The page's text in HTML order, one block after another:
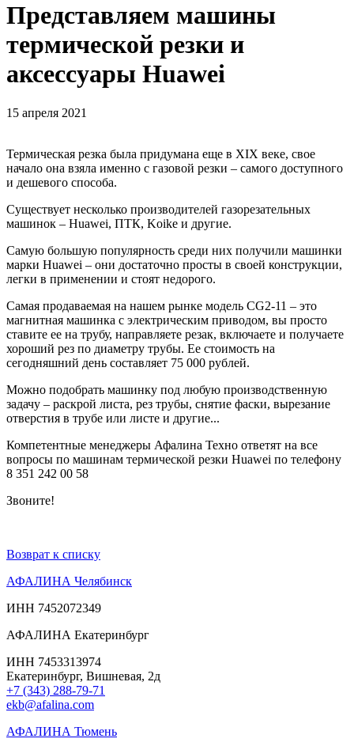
Представляем машины
термической резки и
аксессуары Huawei
15 апреля 2021
Термическая резка была придумана еще в XIX веке, свое
начало она взяла именно с газовой резки – самого доступного
и дешевого способа.
Существует несколько производителей газорезательных
машинок – Huawei, ПТК, Koike и другие.
Самую большую популярность среди них получили машинки
марки Huawei – они достаточно просты в своей конструкции,
легки в применении и стоят недорого.
Самая продаваемая на нашем рынке модель CG2-11 – это
магнитная машинка с электрическим приводом, вы просто
ставите ее на трубу, направляете резак, включаете и получаете
хороший рез по диаметру трубы. Ее стоимость на
сегодняшний день составляет 75 000 рублей.
Можно подобрать машинку под любую производственную
задачу – раскрой листа, рез трубы, снятие фаски, вырезание
отверстия в трубе или листе и другие...
Компетентные менеджеры Афалина Техно ответят на все
вопросы по машинам термической резки Huawei по телефону
8 351 242 00 58
Звоните!
Возврат к списку
АФАЛИНА Челябинск
ИНН 7452072349
АФАЛИНА Екатеринбург
ИНН 7453313974
Екатеринбург, Вишневая, 2д
+7 (343) 288-79-71
ekb@afalina.com
АФАЛИНА Тюмень